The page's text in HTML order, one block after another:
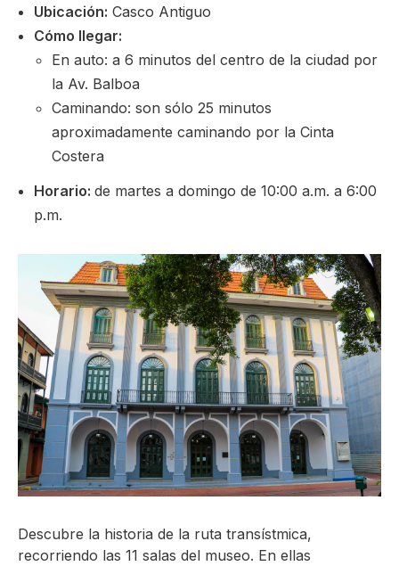
Ubicación: Casco Antiguo
Cómo llegar:
En auto: a 6 minutos del centro de la ciudad por
la Av. Balboa
Caminando: son sólo 25 minutos
aproximadamente caminando por la Cinta
Costera
Horario: de martes a domingo de 10:00 a.m. a 6:00
p.m.
Descubre la historia de la ruta transístmica,
recorriendo las 11 salas del museo. En ellas